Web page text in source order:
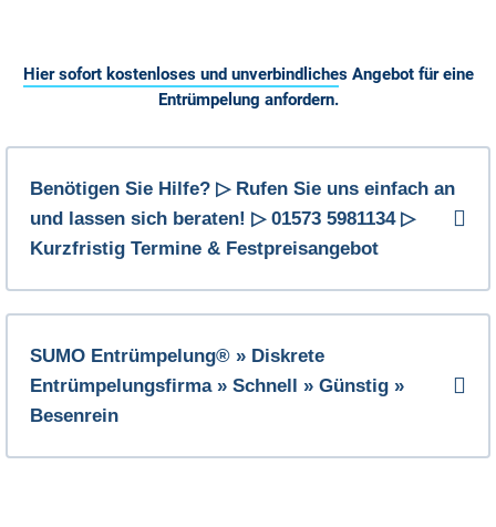
Hier sofort kostenloses und unverbindliches Angebot für eine
Entrümpelung anfordern.
Benötigen Sie Hilfe? ▷ Rufen Sie uns einfach an
und lassen sich beraten! ▷ 01573 5981134 ▷
Kurzfristig Termine & Festpreisangebot
SUMO Entrümpelung® » Diskrete
Entrümpelungsfirma » Schnell » Günstig »
Besenrein